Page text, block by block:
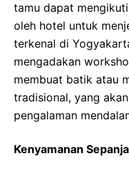
tamu dapat
oleh hotel untuk
terkenal di
mengadakan
membuat batik atau
tradisional, yang
pengalaman
Kenyamanan